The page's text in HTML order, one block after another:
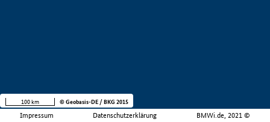
Impressum Datenschutzerklärung BMWi.de, 2021 ©
100 km © Geobasis-DE / BKG 2015